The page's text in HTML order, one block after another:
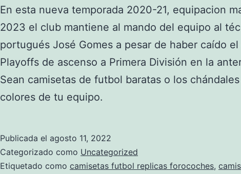
En esta nueva temporada 2020-21, equipacion
2023 el club mantiene al mando del equipo al
portugués José Gomes a pesar de haber caído
Playoffs de ascenso a Primera División en la
Sean camisetas de futbol baratas o los
colores de tu equipo.
Publicada el agosto 11, 2022
Categorizado como Uncategorized
Etiquetado como camisetas futbol replicas forocoches,